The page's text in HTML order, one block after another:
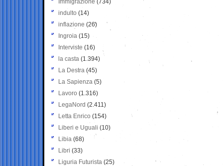
Immigrazione (734)
indulto (14)
inflazione (26)
Ingroia (15)
Interviste (16)
la casta (1.394)
La Destra (45)
La Sapienza (5)
Lavoro (1.316)
LegaNord (2.411)
Letta Enrico (154)
Liberi e Uguali (10)
Libia (68)
Libri (33)
Liguria Futurista (25)